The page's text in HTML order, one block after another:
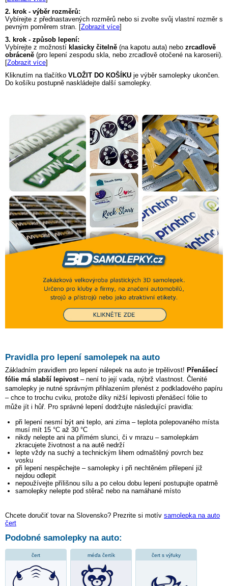
2. krok - výběr rozměrů:
Vybírejte z přednastavených rozměrů nebo si zvolte svůj vlastní rozměr s
pevným poměrem stran. [Zobrazit více]
3. krok - způsob lepení:
Vybírejte z možností klasicky čitelně (na kapotu auta) nebo zrcadlově
obráceně (pro lepení zespodu skla, nebo zrcadlově otočené na karoserii).
[Zobrazit více]
Kliknutím na tlačítko VLOŽIT DO KOŠÍKU je výběr samolepky ukončen.
Do košíku postupně naskládejte další samolepky.
Pravidla pro lepení samolepek na auto
Základním pravidlem pro lepení nálepek na auto je trpělivost! Přenášecí
fólie má slabší lepivost– není to její vada, nýbrž vlastnost. Členité
samolepky je nutné správným přihlazením přenést z podkladového papíru
– chce to trochu cviku, protože díky nižší lepivosti přenášecí fólie to
může jít i hůř. Pro správné lepení dodržujte následující pravidla:
při lepení nesmí být ani teplo, ani zima – teplota polepovaného místa
musí mít 15 °C až 30 °C
nikdy nelepte ani na přímém slunci, či v mrazu – samolepkám
zkracujete životnost a na autě nedrží
lepte vždy na suchý a technickým lihem odmaštěný povrch bez
vosku
při lepení nespěchejte – samolepky i při nechtěném přilepení již
nejdou odlepit
nepoužívejte přílišnou sílu a po celou dobu lepení postupujte opatrně
samolepky nelepte pod stěrač nebo na namáhané místo
Chcete doručiť tovar na Slovensko? Prezrite si motív samolepka na auto
čert
Podobné samolepky na auto:
čert méďa čertík čert s výfuky